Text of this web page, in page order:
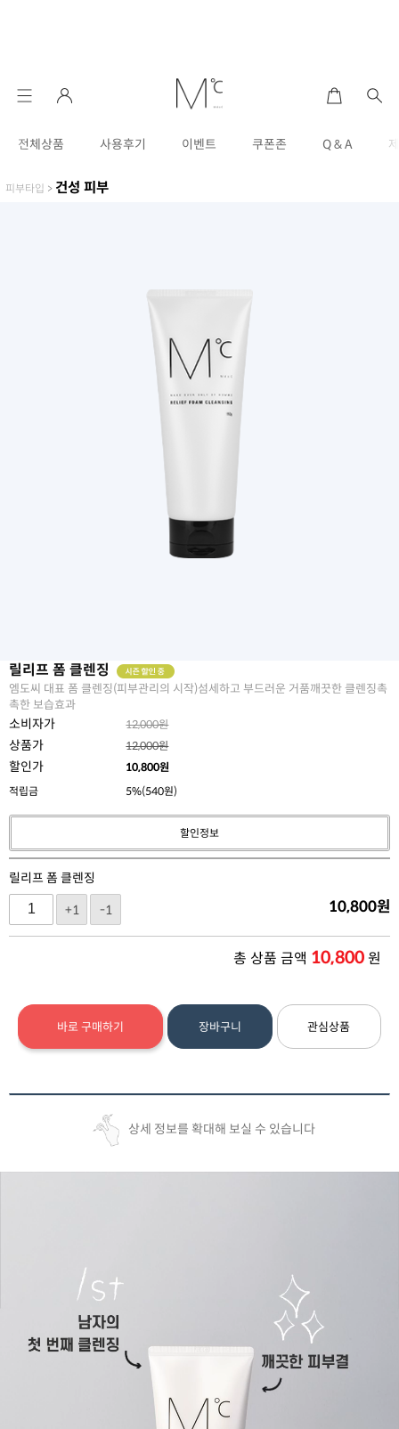
전체상품 사용후기 이벤트 쿠폰존 Q & A
피부타입 > 건성 피부
릴리프 폼 클렌징
엠도씨 대표 폼 클렌징(피부관리의 시작)섬세하고 부드러운 거품깨끗한 클렌징촉
촉한 보습효과
소비자가 12,000원
상품가 12,000원
할인가 10,800원
적립금
5%(540원)
할인정보
릴리프 폼 클렌징
+1
-1 10,800원
총 상품 금액 10,800원
바로 구매하기 장바구니 관심상품
상세 정보를 확대해 보실 수 있습니다